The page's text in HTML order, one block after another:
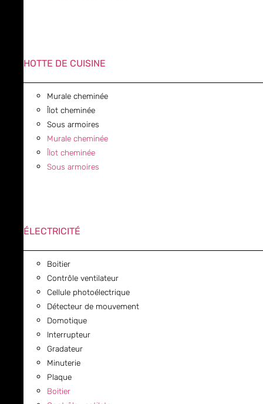
HOTTE DE CUISINE
Murale cheminée
Îlot cheminée
Sous armoires
Murale cheminée
Îlot cheminée
Sous armoires
ÉLECTRICITÉ
Boitier
Contrôle ventilateur
Cellule photoélectrique
Détecteur de mouvement
Domotique
Interrupteur
Gradateur
Minuterie
Plaque
Boitier